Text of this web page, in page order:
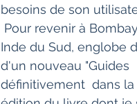
besoins de son
Inde du Sud, englobe
d'un nouveau "Guides
définitivement  dans